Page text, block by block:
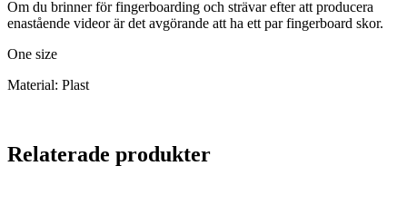
Om du brinner för fingerboarding och strävar efter att producera
enastående videor är det avgörande att ha ett par fingerboard skor.
One size
Material: Plast
Relaterade produkter